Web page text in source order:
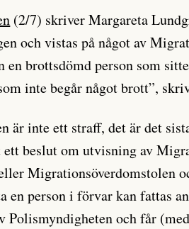
(2/7) skriver Margareta
och vistas på något av
en brottsdömd person som
inte begår något brott”,
är inte ett straff, det är det
ett beslut om utvisning av
Migrationsöverdomstolen
en person i förvar kan fattas
och får